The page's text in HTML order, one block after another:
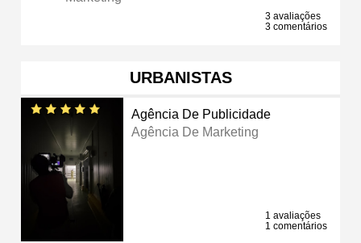
3 avaliações
3 comentários
URBANISTAS
Agência De Publicidade
Agência De Marketing
1 avaliações
1 comentários